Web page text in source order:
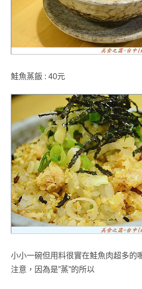
鮭魚蒸飯 : 40元
小小一碗但用料很實在鮭魚肉超多的
注意 ，因為是”蒸”的所以